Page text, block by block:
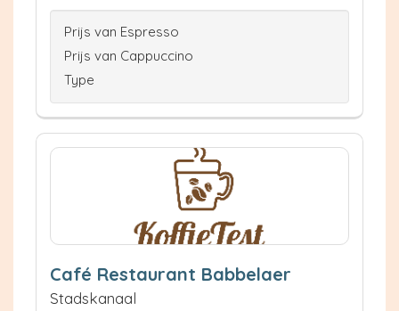
Prijs van Espresso
Prijs van Cappuccino
Type
Café Restaurant Babbelaer
Stadskanaal